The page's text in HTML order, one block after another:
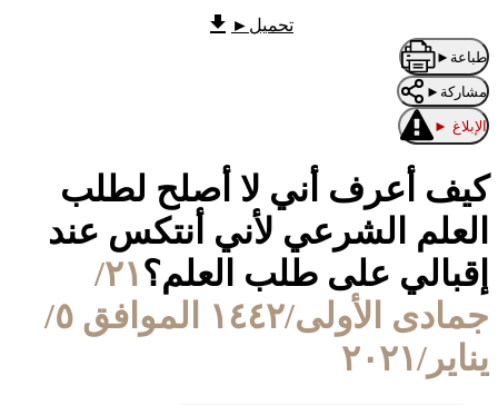
تحميل ►
طباعة ►
مشاركة ►
الإبلاغ ►
كيف أعرف أني لا أصلح لطلب
العلم الشرعي لأني أنتكس عند
إقبالي على طلب العلم؟
٢١/
جمادى الأولى/١٤٤٢ الموافق ٥/
يناير/٢٠٢١